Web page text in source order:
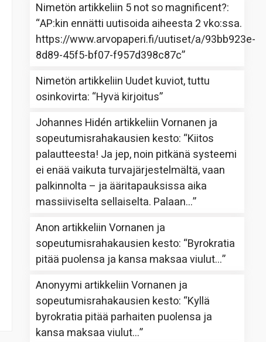
Nimetön artikkeliin 5 not so magnificent?:
“AP:kin ennätti uutisoida aiheesta 2 vko:ssa.
https://www.arvopaperi.fi/uutiset/a/93bb923e-
8d89-45f5-bf07-f957d398c87c”
Nimetön artikkeliin Uudet kuviot, tuttu
osinkovirta: “Hyvä kirjoitus”
Johannes Hidén artikkeliinVornanen ja
sopeutumisrahakausien kesto: “Kiitos
palautteesta! Ja jep, noin pitkänä systeemi
ei enää vaikuta turvajärjestelmältä, vaan
palkinnolta – ja ääritapauksissa aika
massiiviselta sellaiselta. Palaan…”
Anon artikkeliinVornanen ja
sopeutumisrahakausien kesto: “Byrokratia
pitää puolensa ja kansa maksaa viulut…”
Anonyymi artikkeliinVornanen ja
sopeutumisrahakausien kesto: “Kyllä
byrokratia pitää parhaiten puolensa ja
kansa maksaa viulut…”